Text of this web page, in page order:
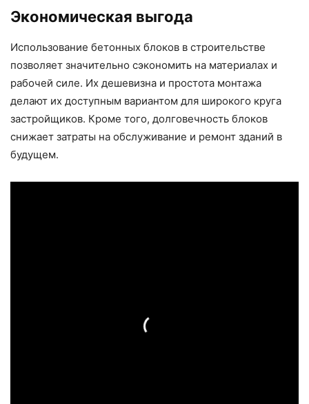
Экономическая выгода
Использование бетонных блоков в строительстве
позволяет значительно сэкономить на материалах и
рабочей силе. Их дешевизна и простота монтажа
делают их доступным вариантом для широкого круга
застройщиков. Кроме того, долговечность блоков
снижает затраты на обслуживание и ремонт зданий в
будущем.